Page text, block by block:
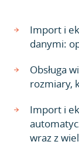
Import i
danymi:
Obsługa
rozmiary,
Import i
wraz z